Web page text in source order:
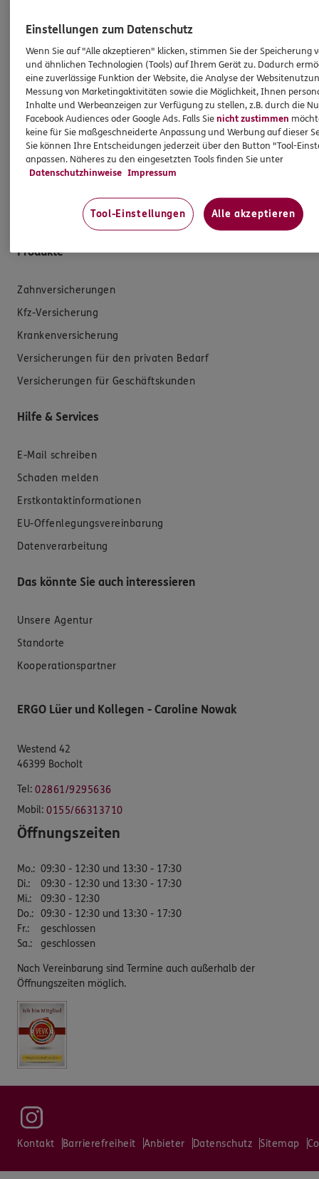
Ich bin verpflichtet, Ihnen Auskünfte zu meiner
Person zu geben. Sowohl Ihr Schutz als Verbraucher
sowie auch gesetzliche Regelungen halten mich
dazu an. Ich biete Beratung an, für die
Versicherungsvermittlung erhalte ich Provision,
ferner sonstige Zuwendungen.
Mehr Informationen
Produkte
Zahnversicherungen
Kfz-Versicherung
Krankenversicherung
Versicherungen für den privaten Bedarf
Versicherungen für Geschäftskunden
Hilfe & Services
E-Mail schreiben
Schaden melden
Erstkontaktinformationen
EU-Offenlegungsvereinbarung
Datenverarbeitung
Das könnte Sie auch interessieren
Unsere Agentur
Standorte
Kooperationspartner
ERGO Lüer und Kollegen - Caroline Nowak
Westend 42
46399 Bocholt
Tel: 02861/9295636
Mobil: 0155/66313710
Öffnungszeiten
Mo.: 09:30 - 12:30 und 13:30 - 17:30
Di.:
09:30 - 12:30 und 13:30 - 17:30
Mi.:
09:30 - 12:30
Do.: 09:30 - 12:30 und 13:30 - 17:30
Fr.:
geschlossen
Sa.: geschlossen
Nach Vereinbarung sind Termine auch außerhalb der
Öffnungszeiten möglich.
Kontakt Barrierefreiheit Anbieter Datenschutz Sitemap
Einstellungen zum Datenschutz
Wenn Sie auf "Alle akzeptieren" klicken, stimmen Sie der Speicherung
und ähnlichen Technologien (Tools) auf Ihrem Gerät zu. Dadurch
eine zuverlässige Funktion der Website, die Analyse der
Messung von Marketingaktivitäten sowie die Möglichkeit, Ihnen
Inhalte und Werbeanzeigen zur Verfügung zu stellen, z.B. durch die
Facebook Audiences oder Google Ads. Falls Sienicht zustimmen
keine für Sie maßgeschneiderte Anpassung und Werbung auf dieser
Sie können Ihre Entscheidungen jederzeit über den Button "Tool-
anpassen. Näheres zu den eingesetzten Tools finden Sie unter
Datenschutzhinweise Impressum
Tool-Einstellungen Alle akzeptieren